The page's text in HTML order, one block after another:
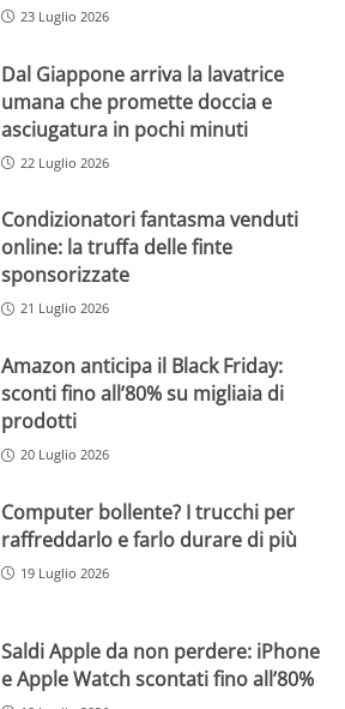
23 Luglio 2026
Dal Giappone arriva la lavatrice
umana che promette doccia e
asciugatura in pochi minuti
22 Luglio 2026
Condizionatori fantasma venduti
online: la truffa delle finte
sponsorizzate
21 Luglio 2026
Amazon anticipa il Black Friday:
sconti fino all’80% su migliaia di
prodotti
20 Luglio 2026
Computer bollente? I trucchi per
raffreddarlo e farlo durare di più
19 Luglio 2026
Saldi Apple da non perdere: iPhone
e Apple Watch scontati fino all’80%